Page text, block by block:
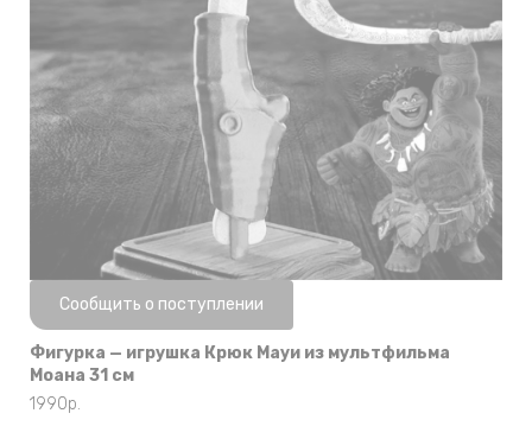
Нет в наличии
Сообщить о поступлении
Фигурка — игрушка Крюк Мауи из мультфильма
Моана 31 см
1990р.